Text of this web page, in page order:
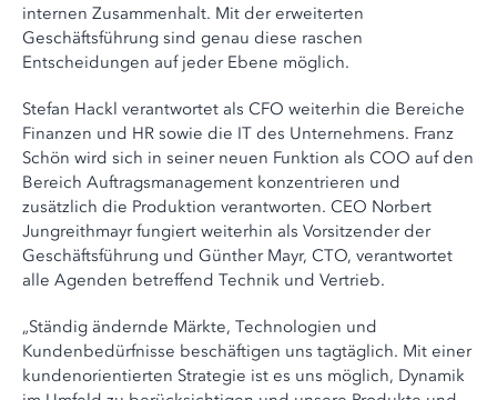
internen Zusammenhalt. Mit der erweiterten
Geschäftsführung sind genau diese raschen
Entscheidungen auf jeder Ebene möglich.
Stefan Hackl verantwortet als CFO weiterhin die Bereiche
Finanzen und HR sowie die IT des Unternehmens. Franz
Schön wird sich in seiner neuen Funktion als COO auf den
Bereich Auftragsmanagement konzentrieren und
zusätzlich die Produktion verantworten. CEO Norbert
Jungreithmayr fungiert weiterhin als Vorsitzender der
Geschäftsführung und Günther Mayr, CTO, verantwortet
alle Agenden betreffend Technik und Vertrieb.
„Ständig ändernde Märkte, Technologien und
Kundenbedürfnisse beschäftigen uns tagtäglich. Mit einer
kundenorientierten Strategie ist es uns möglich, Dynamik